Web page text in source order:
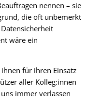
nennen – sie
die oft unbemerkt
wäre ein
für ihren Einsatz
aller Kolleg:innen
immer verlassen